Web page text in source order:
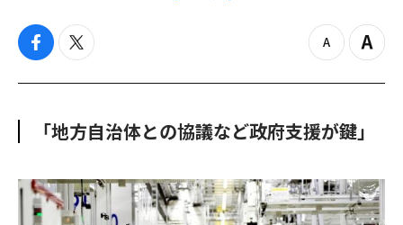
f
c
t
i
e
z
o
u
Z
o
「地方自治体との協議など政府支援が鍵」